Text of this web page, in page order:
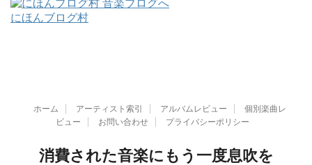
にほんブログ村
ホーム アーティスト索引 アルバムレビュー
個別楽曲レ
ビュー
お問い合わせ プライバシーポリシー
消費された音楽にもう一度息吹を